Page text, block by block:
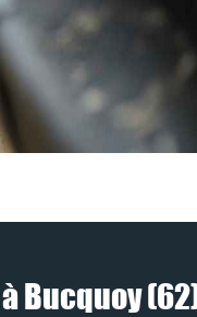
Bucquoy